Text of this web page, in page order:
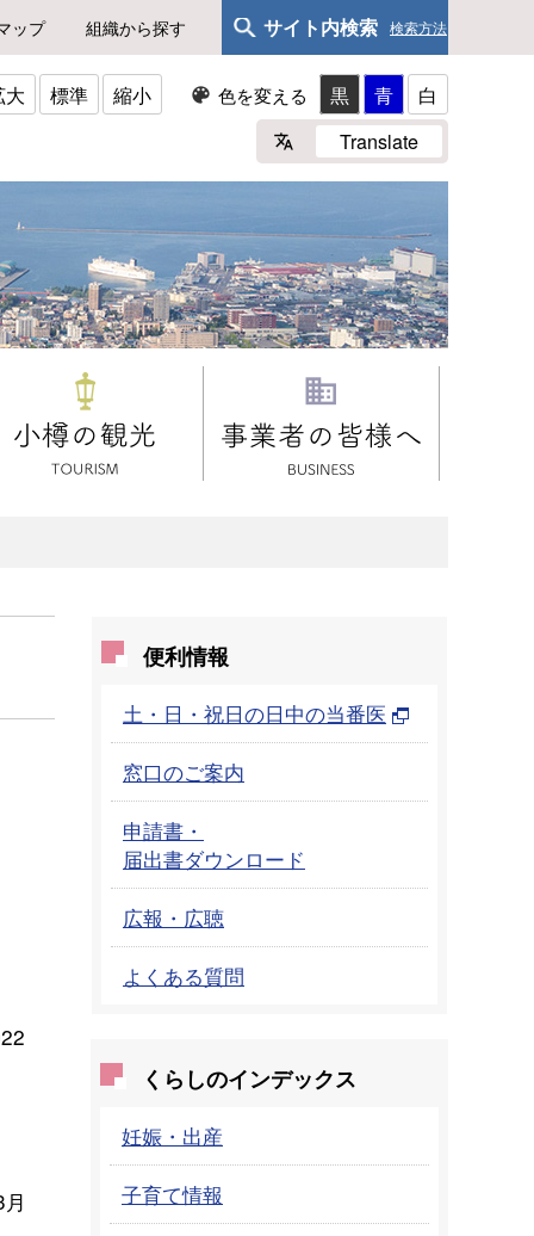
ップ 組織から探す サイト内検索 検索方法
大 標準 縮小 色を変える 黒 青
白
Translate
便利情報
土・日・祝日の日中の当番医
窓口のご案内
申請書・
届出書ダウンロード
広報・広聴
よくある質問
くらしのインデックス
妊娠・出産
子育て情報